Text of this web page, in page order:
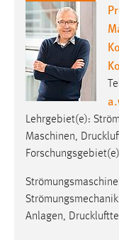
Lehrgebiet(e):
Maschinen,
Anlagen,
Zweck:
Dieser Cookie
einloggen zu
Cookie Laufzeit:
24 Stunden
STATISTIK
Diese
unsere